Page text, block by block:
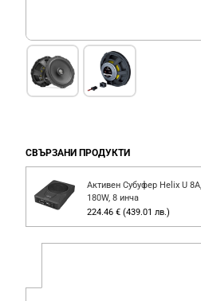
СВЪРЗАНИ ПРОДУКТИ
Активен Субуфер Helix U 8A,
180W, 8 инча
224.46 € (439.01 лв.)